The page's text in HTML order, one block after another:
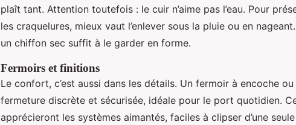
plaît tant. Attention toutefois : le cuir n’aime pas l’eau. Pour
les craquelures, mieux vaut l’enlever sous la pluie ou en
un chiffon sec suffit à le garder en forme.
Fermoirs et finitions
Le confort, c’est aussi dans les détails. Un fermoir à encoche
fermeture discrète et sécurisée, idéale pour le port quotidien.
apprécieront les systèmes aimantés, faciles à clipser d’une